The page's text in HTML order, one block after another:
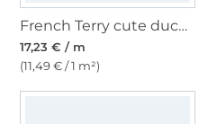
French Terry cute duck, nude
17,23 € / m
(11,49 € / 1 m²)